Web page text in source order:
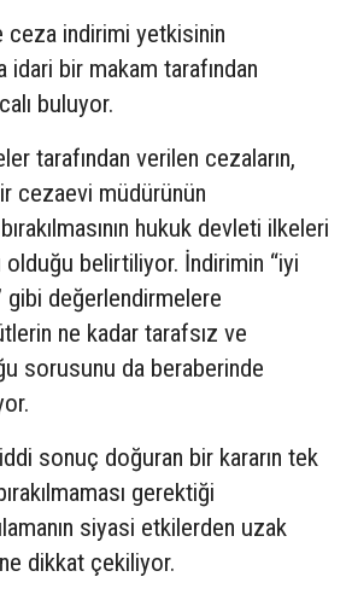
indirimi yetkisinin
idari bir makam tarafından
buluyor.
tarafından verilen cezaların,
cezaevi müdürünün
hukuk devleti ilkeleri
olduğu belirtiliyor. İndirimin “iyi
gibi değerlendirmelere
ne kadar tarafsız ve
sorusunu da beraberinde
sonuç doğuran bir kararın tek
gerektiği
siyasi etkilerden uzak
dikkat çekiliyor.